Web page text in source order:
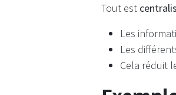
Tout est
Les
Les
Cela réduit